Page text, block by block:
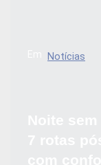
Notícias